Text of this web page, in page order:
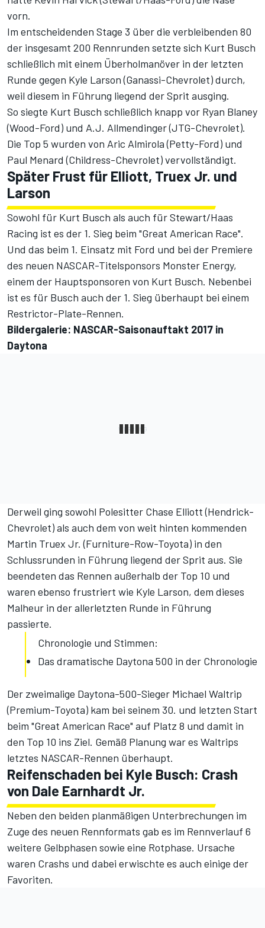
vorn.
Im entscheidenden Stage 3 über die verbleibenden 80
der insgesamt 200 Rennrunden setzte sich Kurt Busch
schließlich mit einem Überholmanöver in der letzten
Runde gegen Kyle Larson (Ganassi-Chevrolet) durch,
weil diesem in Führung liegend der Sprit ausging.
So siegte Kurt Busch schließlich knapp vor Ryan Blaney
(Wood-Ford) und A.J. Allmendinger (JTG-Chevrolet).
Die Top 5 wurden von Aric Almirola (Petty-Ford) und
Paul Menard (Childress-Chevrolet) vervollständigt.
Später Frust für Elliott, Truex Jr. und
Larson
Sowohl für Kurt Busch als auch für Stewart/Haas
Racing ist es der 1. Sieg beim "Great American Race".
Und das beim 1. Einsatz mit Ford und bei der Premiere
des neuen NASCAR-Titelsponsors Monster Energy,
einem der Hauptsponsoren von Kurt Busch. Nebenbei
ist es für Busch auch der 1. Sieg überhaupt bei einem
Restrictor-Plate-Rennen.
Bildergalerie: NASCAR-Saisonauftakt 2017 in
Daytona
Derweil ging sowohl Polesitter Chase Elliott (Hendrick-
Chevrolet) als auch dem von weit hinten kommenden
Martin Truex Jr. (Furniture-Row-Toyota) in den
Schlussrunden in Führung liegend der Sprit aus. Sie
beendeten das Rennen außerhalb der Top 10 und
waren ebenso frustriert wie Kyle Larson, dem dieses
Malheur in der allerletzten Runde in Führung
passierte.
Chronologie und Stimmen:
Das dramatische Daytona 500 in der Chronologie
Der zweimalige Daytona-500-Sieger Michael Waltrip
(Premium-Toyota) kam bei seinem 30. und letzten Start
beim "Great American Race" auf Platz 8 und damit in
den Top 10 ins Ziel. Gemäß Planung war es Waltrips
letztes NASCAR-Rennen überhaupt.
Reifenschaden bei Kyle Busch: Crash
von Dale Earnhardt Jr.
Neben den beiden planmäßigen Unterbrechungen im
Zuge des neuen Rennformats gab es im Rennverlauf 6
weitere Gelbphasen sowie eine Rotphase. Ursache
waren Crashs und dabei erwischte es auch einige der
Favoriten.